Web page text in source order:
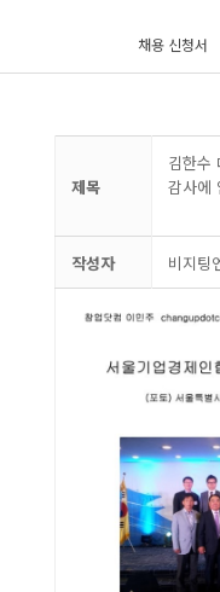
채용 신청서
제목
김한수
감사에
작성자 비지팅